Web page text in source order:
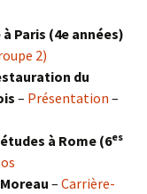
Paris (4e années)
2)
du
– Présentation –
à Rome (6es
– Carrière-